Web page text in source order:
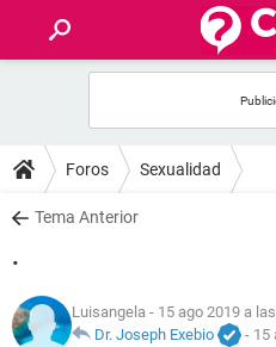
FOROS
SALUD
NUTRICIÓN
Foros Sexualidad
Tema Anterior
.
Luisangela - 15 ago 2019 a
Dr. Joseph Exebio
- 15